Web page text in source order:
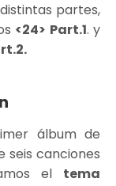
partes,
<24> Part.1. y
álbum de
seis canciones
el tema